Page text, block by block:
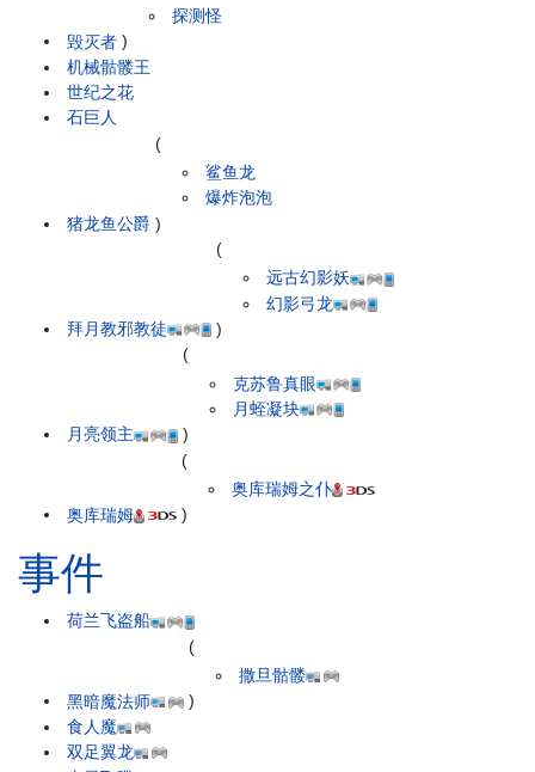
毁灭者
探测怪
)
机械骷髅王
世纪之花
石巨人
猪龙鱼公爵
(
鲨鱼龙
爆炸泡泡
)
拜月教邪教徒
(
远古幻影妖
幻影弓龙
)
月亮领主
(
克苏鲁真眼
月蛭凝块
)
奥库瑞姆
(
奥库瑞姆之仆
)
事件
荷兰飞盗船
黑暗魔法师
(
撒旦骷髅
)
食人魔
双足翼龙